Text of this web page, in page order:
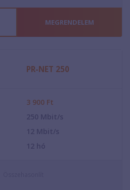
MEGRENDELEM
PR-NET 250
3 900 Ft
250 Mbit/s
12 Mbit/s
12 hó